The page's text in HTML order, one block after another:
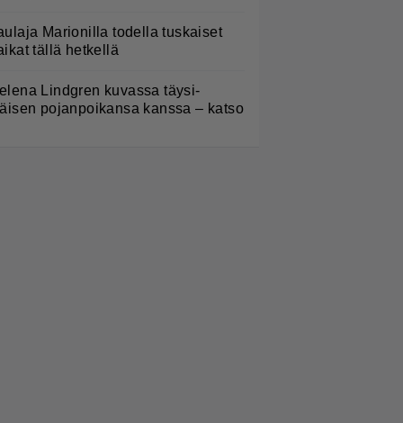
Marionilla todella tuskaiset
tällä hetkellä
Lindgren kuvassa täysi-
pojanpoikansa kanssa – katso